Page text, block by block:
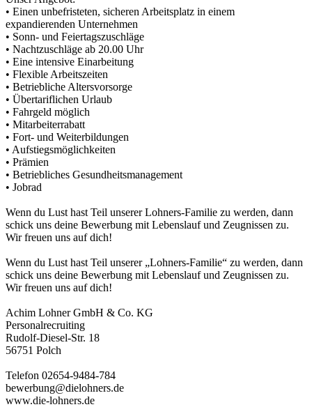
• Einen unbefristeten, sicheren Arbeitsplatz in einem
expandierenden Unternehmen
• Sonn- und Feiertagszuschläge
• Nachtzuschläge ab 20.00 Uhr
• Eine intensive Einarbeitung
• Flexible Arbeitszeiten
• Betriebliche Altersvorsorge
• Übertariflichen Urlaub
• Fahrgeld möglich
• Mitarbeiterrabatt
• Fort- und Weiterbildungen
• Aufstiegsmöglichkeiten
• Prämien
• Betriebliches Gesundheitsmanagement
• Jobrad
Wenn du Lust hast Teil unserer Lohners-Familie zu werden, dann
schick uns deine Bewerbung mit Lebenslauf und Zeugnissen zu.
Wir freuen uns auf dich!
Wenn du Lust hast Teil unserer „Lohners-Familie“ zu werden, dann
schick uns deine Bewerbung mit Lebenslauf und Zeugnissen zu.
Wir freuen uns auf dich!
Achim Lohner GmbH & Co. KG
Personalrecruiting
Rudolf-Diesel-Str. 18
56751 Polch
Telefon 02654-9484-784
bewerbung@dielohners.de
www.die-lohners.de